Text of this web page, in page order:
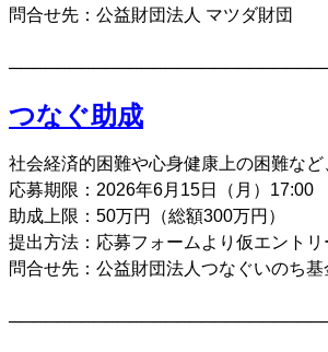
問合せ先：公益財団法人 マツダ財団
つなぐ助成
社会経済的困難や心身健康上の困難な
応募期限：2026年6月15日（月）
助成上限：50万円（総額300万円）
提出方法：応募フォームより仮エント
問合せ先：公益財団法人つなぐいのち基